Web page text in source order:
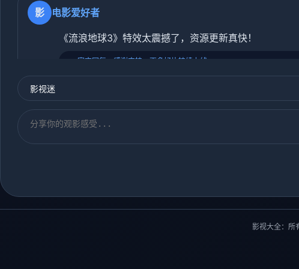
影 电影爱好者
《流浪地球3》特效太震撼了，资源更新真快！
🔥 官方回复：感谢支持，更多好片持续上线~
综 综艺狂魔
影视大全：所